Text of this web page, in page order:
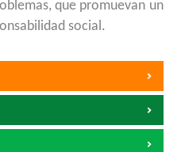
que promuevan un
social.